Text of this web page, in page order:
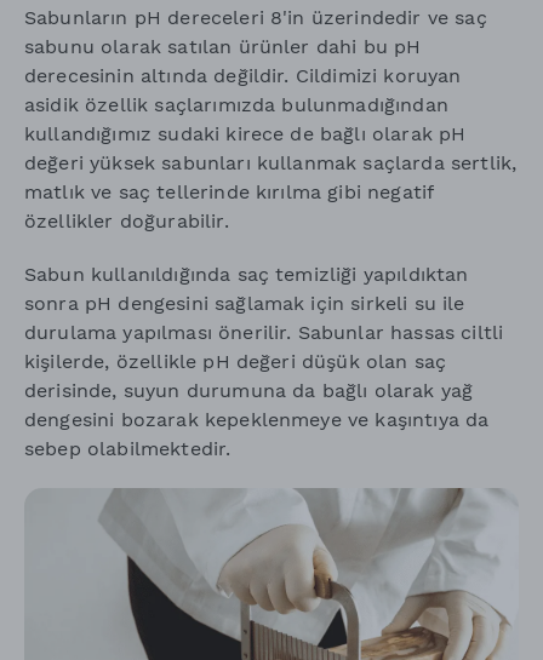
Sabunların pH dereceleri 8'in üzerindedir ve saç
sabunu olarak satılan ürünler dahi bu pH
derecesinin altında değildir. Cildimizi koruyan
asidik özellik saçlarımızda bulunmadığından
kullandığımız sudaki kirece de bağlı olarak pH
değeri yüksek sabunları kullanmak saçlarda sertlik,
matlık ve saç tellerinde kırılma gibi negatif
özellikler doğurabilir.
Sabun kullanıldığında saç temizliği yapıldıktan
sonra pH dengesini sağlamak için sirkeli su ile
durulama yapılması önerilir. Sabunlar hassas ciltli
kişilerde, özellikle pH değeri düşük olan saç
derisinde, suyun durumuna da bağlı olarak yağ
dengesini bozarak kepeklenmeye ve kaşıntıya da
sebep olabilmektedir.